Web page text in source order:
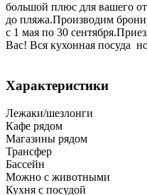
большой плюс для вашего
до пляжа.Производим
с 1 мая по 30
Вас! Вся кухонная посуда
Характеристики
Лежаки/шезлонги
Кафе рядом
Магазины рядом
Трансфер
Бассейн
Можно с животными
Кухня с посудой